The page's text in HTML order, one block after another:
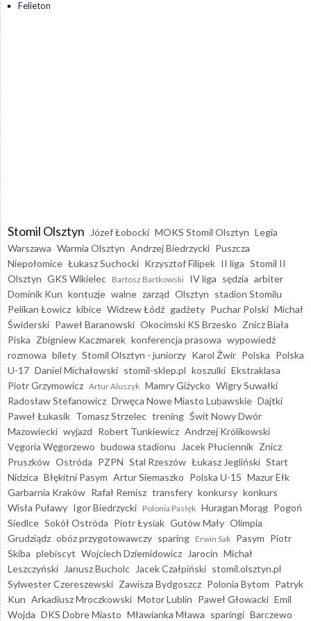
Felieton
Stomil Olsztyn Józef Łobocki MOKS Stomil Olsztyn Legia
Warszawa Warmia Olsztyn Andrzej Biedrzycki Puszcza
Niepołomice Łukasz Suchocki Krzysztof Filipek II liga Stomil II
Olsztyn GKS Wikielec Bartosz Bartkowski IV liga sędzia arbiter
Dominik Kun kontuzje walne zarząd Olsztyn stadion Stomilu
Pelikan Łowicz kibice Widzew Łódź gadżety Puchar Polski Michał
Świderski Paweł Baranowski Okocimski KS Brzesko Znicz Biała
Piska Zbigniew Kaczmarek konferencja prasowa wypowiedź
rozmowa bilety Stomil Olsztyn - juniorzy Karol Żwir Polska Polska
U-17 Daniel Michałowski stomil-sklep.pl koszulki Ekstraklasa
Piotr Grzymowicz Artur Aluszyk Mamry Giżycko Wigry Suwałki
Radosław Stefanowicz Drwęca Nowe Miasto Lubawskie Dajtki
Paweł Łukasik Tomasz Strzelec trening Świt Nowy Dwór
Mazowiecki wyjazd Robert Tunkiewicz Andrzej Królikowski
Vęgoria Węgorzewo budowa stadionu Jacek Płuciennik Znicz
Pruszków Ostróda PZPN Stal Rzeszów Łukasz Jegliński Start
Nidzica Błękitni Pasym Artur Siemaszko Polska U-15 Mazur Ełk
Garbarnia Kraków Rafał Remisz transfery konkursy konkurs
Wisła Puławy Igor Biedrzycki Polonia Pasłęk Huragan Morąg Pogoń
Siedlce Sokół Ostróda Piotr Łysiak Gutów Mały Olimpia
Grudziądz obóz przygotowawczy sparing Erwin Sak Pasym Piotr
Skiba plebiscyt Wojciech Dziemidowicz Jarocin Michał
Leszczyński
Janusz Bucholc Jacek Czałpiński stomil.olsztyn.pl
Sylwester Czereszewski Zawisza Bydgoszcz Polonia Bytom Patryk
Kun Arkadiusz Mroczkowski Motor Lublin Paweł Głowacki Emil
Wojda DKS Dobre Miasto Mławianka Mława sparingi Barczewo